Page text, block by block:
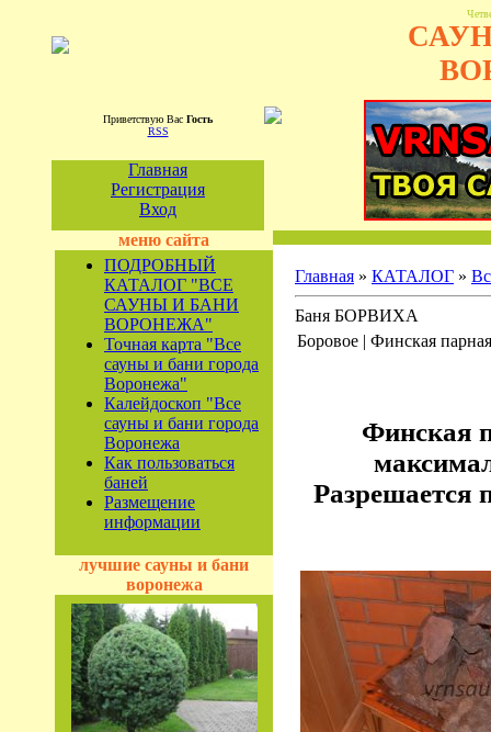
Приветствую Вас Гость
RSS
Главная
Регистрация
Вход
меню сайта
ПОДРОБНЫЙ
КАТАЛОГ "ВСЕ
САУНЫ И БАНИ
ВОРОНЕЖА"
Точная карта "Все
сауны и бани города
Воронежа"
Калейдоскоп "Все
сауны и бани города
Воронежа
Как пользоваться
баней
Размещение
информации
лучшие сауны и бани
воронежа
Главная » КАТАЛОГ »
Баня БОРВИХА
Боровое | Финская
Финская
Разрешается